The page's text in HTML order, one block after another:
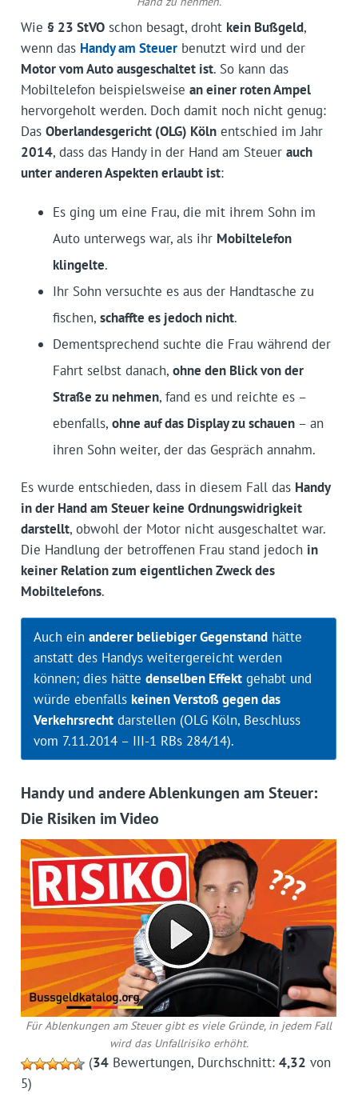
Wie § 23 StVOschon besagt, droht kein Bußgeld,
wenn das Handy am Steuerbenutzt wird und der
Motor vom Auto ausgeschaltet ist. So kann das
Mobiltelefon beispielsweise an einer roten Ampel
hervorgeholt werden. Doch damit noch nicht genug:
Das Oberlandesgericht (OLG) Kölnentschied im Jahr
2014, dass das Handy in der Hand am Steuer auch
unter anderen Aspekten erlaubt ist:
Es ging um eine Frau, die mit ihrem Sohn im
Auto unterwegs war, als ihr Mobiltelefon
klingelte.
Ihr Sohn versuchte es aus der Handtasche zu
fischen, schaffte es jedoch nicht.
Dementsprechend suchte die Frau während der
Fahrt selbst danach, ohne den Blick von der
Straße zu nehmen, fand es und reichte es –
ebenfalls, ohne auf das Display zu schauen– an
ihren Sohn weiter, der das Gespräch annahm.
Es wurde entschieden, dass in diesem Fall das Handy
in der Hand am Steuer keine Ordnungswidrigkeit
darstellt, obwohl der Motor nicht ausgeschaltet war.
Die Handlung der betroffenen Frau stand jedoch in
keiner Relation zum eigentlichen Zweck des
Mobiltelefons.
Auch ein anderer beliebiger Gegenstandhätte
anstatt des Handys weitergereicht werden
können; dies hätte denselben Effektgehabt und
würde ebenfalls keinen Verstoß gegen das
Verkehrsrechtdarstellen (OLG Köln, Beschluss
vom 7.11.2014 – III-1 RBs 284/14).
Handy und andere Ablenkungen am Steuer:
Die Risiken im Video
Für Ablenkungen am Steuer gibt es viele Gründe, in jedem Fall
wird das Unfallrisiko erhöht.
(34Bewertungen, Durchschnitt: 4,32 von
5)